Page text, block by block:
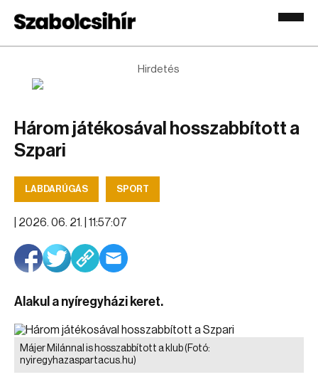
Hirdetés
Három játékosával hosszabbított a
Szpari
LABDARÚGÁS SPORT
2026. 06. 21. | 11:57:07
Alakul a nyíregyházi keret.
Májer Milánnal is hosszabbított a klub(Fotó:
nyiregyhazaspartacus.hu)